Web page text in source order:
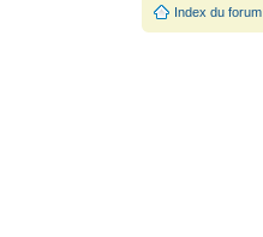
Index du forum